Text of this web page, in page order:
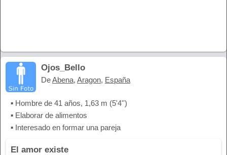
Ojos_Bello
DeAbena, Aragon, España
▪ Hombre de 41 años, 1,63 m (5'4'')
▪ Elaborar de alimentos
▪ Interesado en formar una pareja
El amor existe